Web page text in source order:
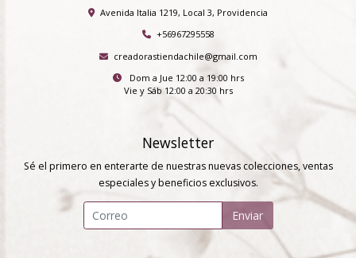
Avenida Italia 1219, Local 3, Providencia
+56967295558
creadorastiendachile@gmail.com
Dom a Jue 12:00 a 19:00 hrs
Vie y Sáb 12:00 a 20:30 hrs
Newsletter
Sé el primero en enterarte de nuestras nuevas colecciones, ventas
especiales y beneficios exclusivos.
Enviar